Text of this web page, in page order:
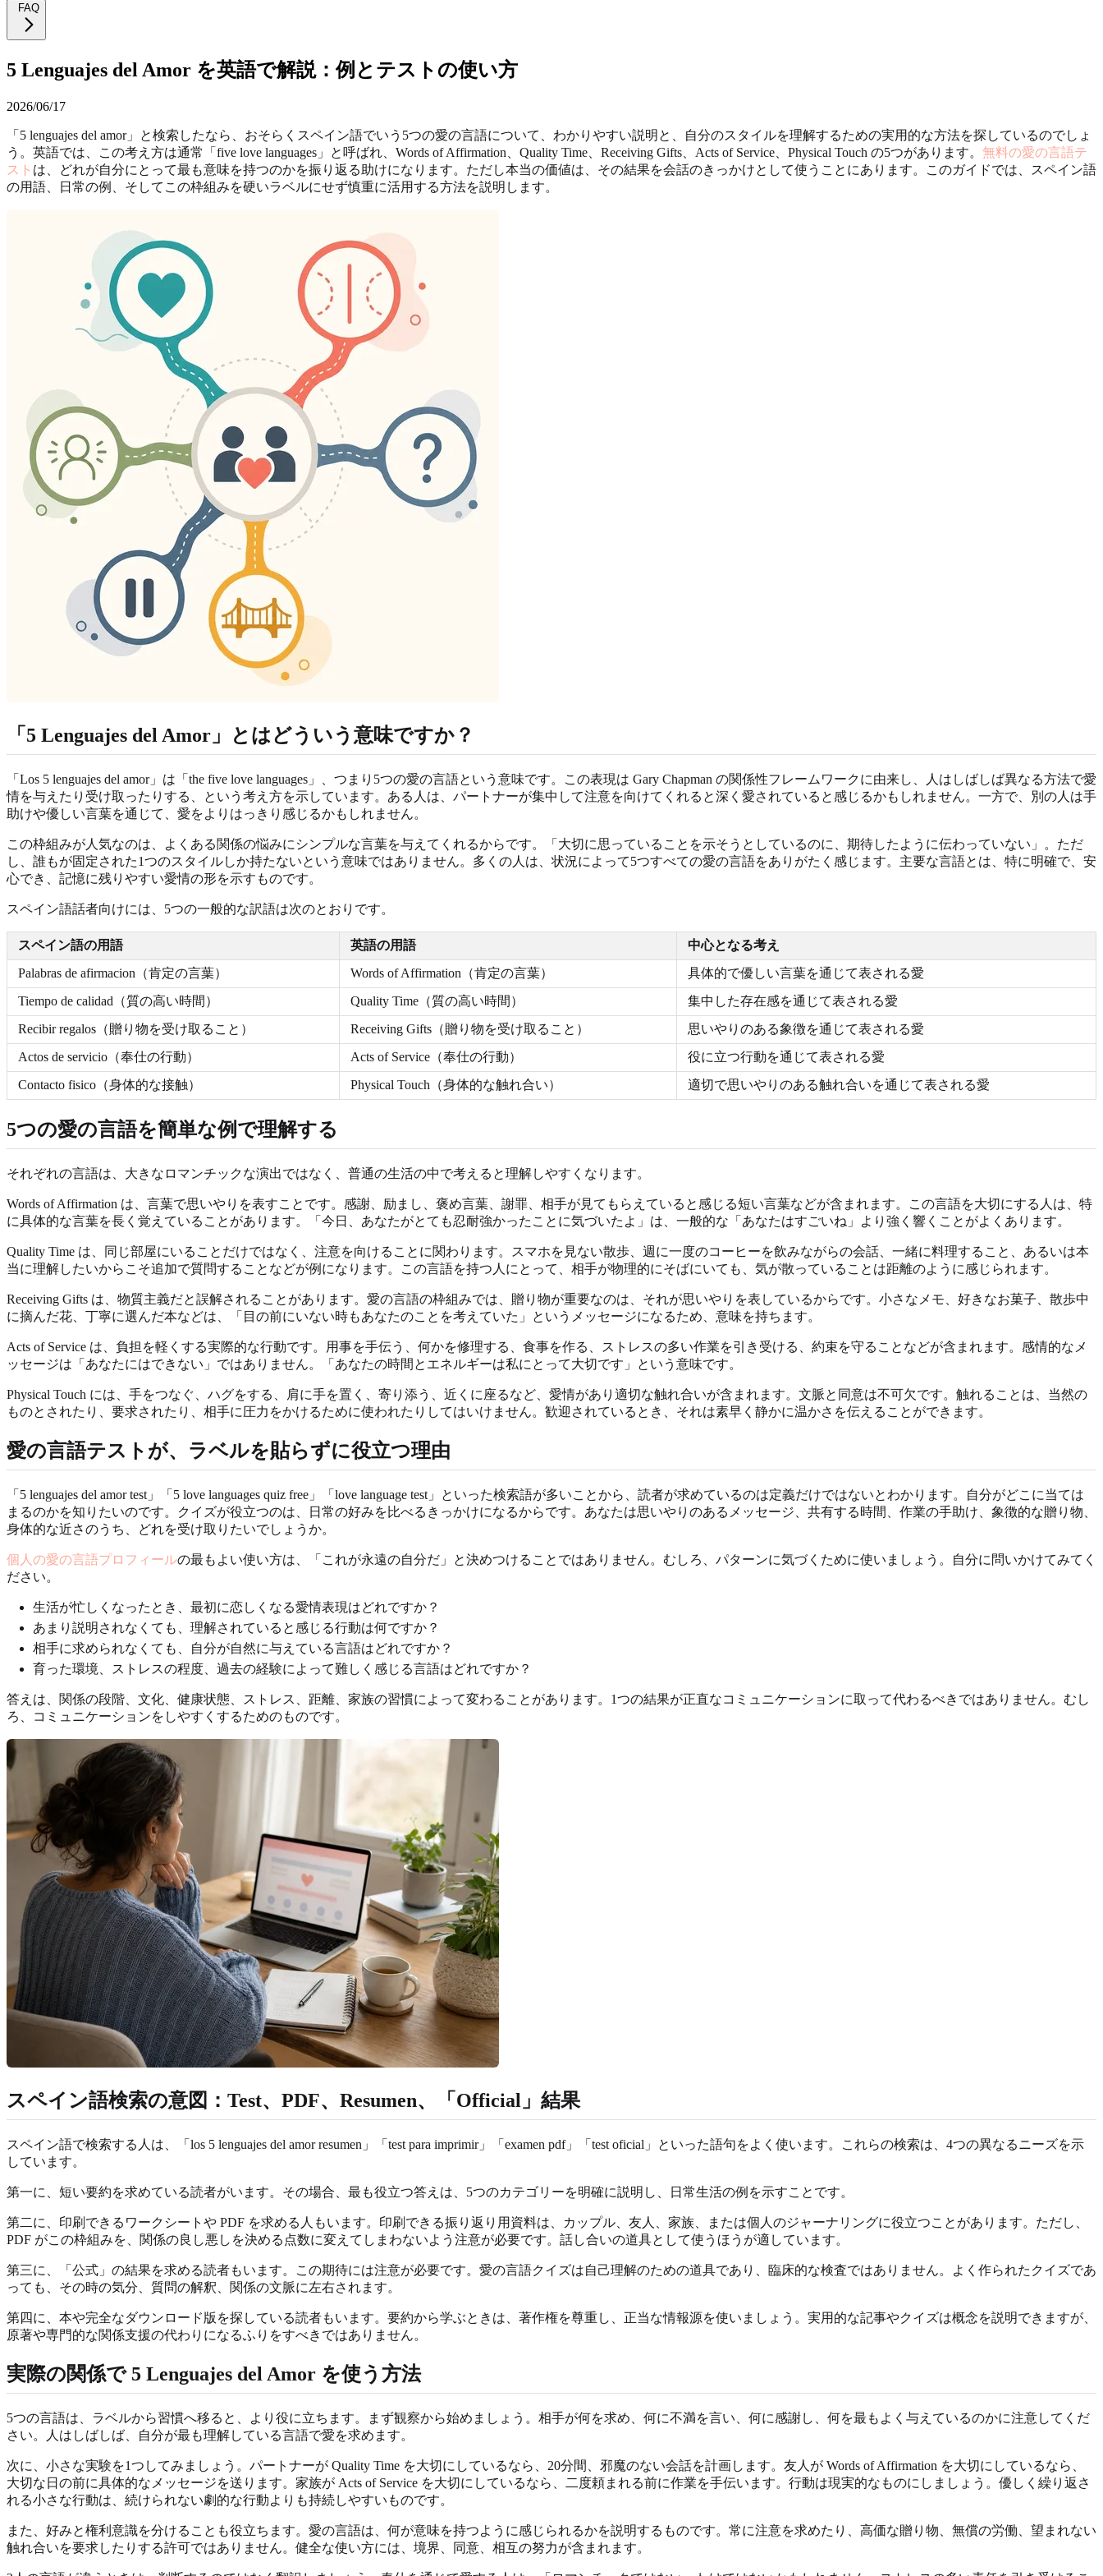
FAQ
5 Lenguajes del Amor を英語で解説：例とテストの使い方
2026/06/17
「5 lenguajes del amor」と検索したなら、おそらくスペイン語でいう5つの愛の言語について、わかりやすい説明と、自分のスタイルを理解するための実用的な方法を探しているのでしょ
う。英語では、この考え方は通常「five love languages」と呼ばれ、Words of Affirmation、Quality Time、Receiving Gifts、Acts of Service、Physical Touch の5つがあります。 無料の愛の言語テ
スト は、どれが自分にとって最も意味を持つのかを振り返る助けになります。ただし本当の価値は、その結果を会話のきっかけとして使うことにあります。このガイドでは、スペイン語
の用語、日常の例、そしてこの枠組みを硬いラベルにせず慎重に活用する方法を説明します。
「5 Lenguajes del Amor」とはどういう意味ですか？
「Los 5 lenguajes del amor」は「the five love languages」、つまり5つの愛の言語という意味です。この表現は Gary Chapman の関係性フレームワークに由来し、人はしばしば異なる方法で愛
情を与えたり受け取ったりする、という考え方を示しています。ある人は、パートナーが集中して注意を向けてくれると深く愛されていると感じるかもしれません。一方で、別の人は手
助けや優しい言葉を通じて、愛をよりはっきり感じるかもしれません。
この枠組みが人気なのは、よくある関係の悩みにシンプルな言葉を与えてくれるからです。「大切に思っていることを示そうとしているのに、期待したように伝わっていない」。ただ
し、誰もが固定された1つのスタイルしか持たないという意味ではありません。多くの人は、状況によって5つすべての愛の言語をありがたく感じます。主要な言語とは、特に明確で、安
心でき、記憶に残りやすい愛情の形を示すものです。
スペイン語話者向けには、5つの一般的な訳語は次のとおりです。
スペイン語の用語 英語の用語
中心となる考え
Palabras de afirmacion（肯定の言葉）
Words of Affirmation（肯定の言葉）
具体的で優しい言葉を通じて表される愛
Tiempo de calidad（質の高い時間）
Quality Time（質の高い時間）
集中した存在感を通じて表される愛
Recibir regalos（贈り物を受け取ること）
Receiving Gifts（贈り物を受け取ること）
思いやりのある象徴を通じて表される愛
Actos de servicio（奉仕の行動）
Acts of Service（奉仕の行動）
役に立つ行動を通じて表される愛
Contacto fisico（身体的な接触）
Physical Touch（身体的な触れ合い） 適切で思いやりのある触れ合いを通じて表される愛
5つの愛の言語を簡単な例で理解する
それぞれの言語は、大きなロマンチックな演出ではなく、普通の生活の中で考えると理解しやすくなります。
Words of Affirmation は、言葉で思いやりを表すことです。感謝、励まし、褒め言葉、謝罪、相手が見てもらえていると感じる短い言葉などが含まれます。この言語を大切にする人は、特
に具体的な言葉を長く覚えていることがあります。「今日、あなたがとても忍耐強かったことに気づいたよ」は、一般的な「あなたはすごいね」より強く響くことがよくあります。
Quality Time は、同じ部屋にいることだけではなく、注意を向けることに関わります。スマホを見ない散歩、週に一度のコーヒーを飲みながらの会話、一緒に料理すること、あるいは本
当に理解したいからこそ追加で質問することなどが例になります。この言語を持つ人にとって、相手が物理的にそばにいても、気が散っていることは距離のように感じられます。
Receiving Gifts は、物質主義だと誤解されることがあります。愛の言語の枠組みでは、贈り物が重要なのは、それが思いやりを表しているからです。小さなメモ、好きなお菓子、散歩中
に摘んだ花、丁寧に選んだ本などは、「目の前にいない時もあなたのことを考えていた」というメッセージになるため、意味を持ちます。
Acts of Service は、負担を軽くする実際的な行動です。用事を手伝う、何かを修理する、食事を作る、ストレスの多い作業を引き受ける、約束を守ることなどが含まれます。感情的なメ
ッセージは「あなたにはできない」ではありません。「あなたの時間とエネルギーは私にとって大切です」という意味です。
Physical Touch には、手をつなぐ、ハグをする、肩に手を置く、寄り添う、近くに座るなど、愛情があり適切な触れ合いが含まれます。文脈と同意は不可欠です。触れることは、当然の
ものとされたり、要求されたり、相手に圧力をかけるために使われたりしてはいけません。歓迎されているとき、それは素早く静かに温かさを伝えることができます。
愛の言語テストが、ラベルを貼らずに役立つ理由
「5 lenguajes del amor test」「5 love languages quiz free」「love language test」といった検索語が多いことから、読者が求めているのは定義だけではないとわかります。自分がどこに当ては
まるのかを知りたいのです。クイズが役立つのは、日常の好みを比べるきっかけになるからです。あなたは思いやりのあるメッセージ、共有する時間、作業の手助け、象徴的な贈り物、
身体的な近さのうち、どれを受け取りたいでしょうか。
個人の愛の言語プロフィールの最もよい使い方は、「これが永遠の自分だ」と決めつけることではありません。むしろ、パターンに気づくために使いましょう。自分に問いかけてみてく
ださい。
生活が忙しくなったとき、最初に恋しくなる愛情表現はどれですか？
あまり説明されなくても、理解されていると感じる行動は何ですか？
相手に求められなくても、自分が自然に与えている言語はどれですか？
育った環境、ストレスの程度、過去の経験によって難しく感じる言語はどれですか？
答えは、関係の段階、文化、健康状態、ストレス、距離、家族の習慣によって変わることがあります。1つの結果が正直なコミュニケーションに取って代わるべきではありません。むし
ろ、コミュニケーションをしやすくするためのものです。
スペイン語検索の意図：Test、PDF、Resumen、「Official」結果
スペイン語で検索する人は、「los 5 lenguajes del amor resumen」「test para imprimir」「examen pdf」「test oficial」といった語句をよく使います。これらの検索は、4つの異なるニーズを示
しています。
第一に、短い要約を求めている読者がいます。その場合、最も役立つ答えは、5つのカテゴリーを明確に説明し、日常生活の例を示すことです。
第二に、印刷できるワークシートや PDF を求める人もいます。印刷できる振り返り用資料は、カップル、友人、家族、または個人のジャーナリングに役立つことがあります。ただし、
PDF がこの枠組みを、関係の良し悪しを決める点数に変えてしまわないよう注意が必要です。話し合いの道具として使うほうが適しています。
第三に、「公式」の結果を求める読者もいます。この期待には注意が必要です。愛の言語クイズは自己理解のための道具であり、臨床的な検査ではありません。よく作られたクイズであ
っても、その時の気分、質問の解釈、関係の文脈に左右されます。
第四に、本や完全なダウンロード版を探している読者もいます。要約から学ぶときは、著作権を尊重し、正当な情報源を使いましょう。実用的な記事やクイズは概念を説明できますが、
原著や専門的な関係支援の代わりになるふりをすべきではありません。
実際の関係で 5 Lenguajes del Amor を使う方法
5つの言語は、ラベルから習慣へ移ると、より役に立ちます。まず観察から始めましょう。相手が何を求め、何に不満を言い、何に感謝し、何を最もよく与えているのかに注意してくだ
さい。人はしばしば、自分が最も理解している言語で愛を求めます。
次に、小さな実験を1つしてみましょう。パートナーが Quality Time を大切にしているなら、20分間、邪魔のない会話を計画します。友人が Words of Affirmation を大切にしているなら、
大切な日の前に具体的なメッセージを送ります。家族が Acts of Service を大切にしているなら、二度頼まれる前に作業を手伝います。行動は現実的なものにしましょう。優しく繰り返さ
れる小さな行動は、続けられない劇的な行動よりも持続しやすいものです。
また、好みと権利意識を分けることも役立ちます。愛の言語は、何が意味を持つように感じられるかを説明するものです。常に注意を求めたり、高価な贈り物、無償の労働、望まれない
触れ合いを要求したりする許可ではありません。健全な使い方には、境界、同意、相互の努力が含まれます。